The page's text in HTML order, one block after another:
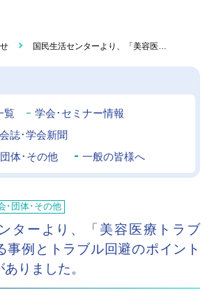
国民生活センターより、「美容医…
覧
学会･セミナー情報
誌･学会新聞
体･その他
一般の皆様へ
･団体･その他
ターより、「美容医療トラブ
事例とトラブル回避のポイント
りました。